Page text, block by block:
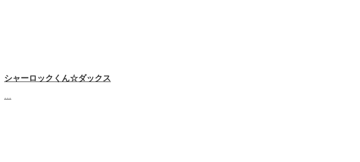
シャーロックくん☆ダックス